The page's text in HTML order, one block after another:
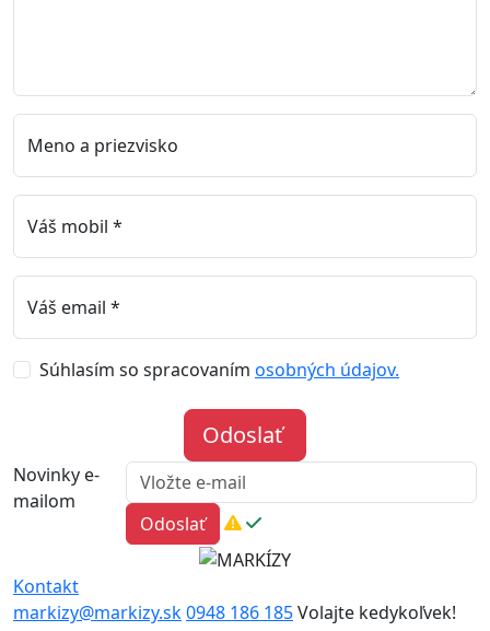
Meno a priezvisko
Váš mobil *
Váš email *
Súhlasím so spracovaním osobných údajov.
Odoslať
Novinky e-
mailom
Odoslať
Kontakt
markizy@markizy.sk0948 186 185Volajte kedykoľvek!